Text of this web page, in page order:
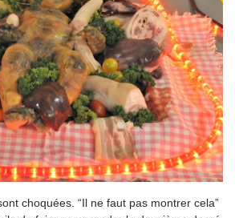
choquées. “Il ne faut pas montrer cela”